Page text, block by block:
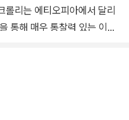
롤리는 에티오피아에서 달리
통해 매우 통찰력 있는 이야
? 하이에나를 찾아 나서는
는 일이 되나? 독창적이고 때
것은 어떻게 달리기를 덜 지
수 있는가?